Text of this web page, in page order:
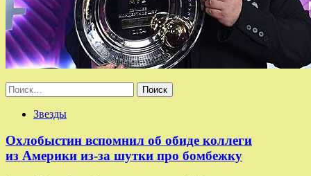
Найти:
Звезды
Охлобыстин вспомнил об обиде коллеги
из Америки из-за шутки про бомбежку